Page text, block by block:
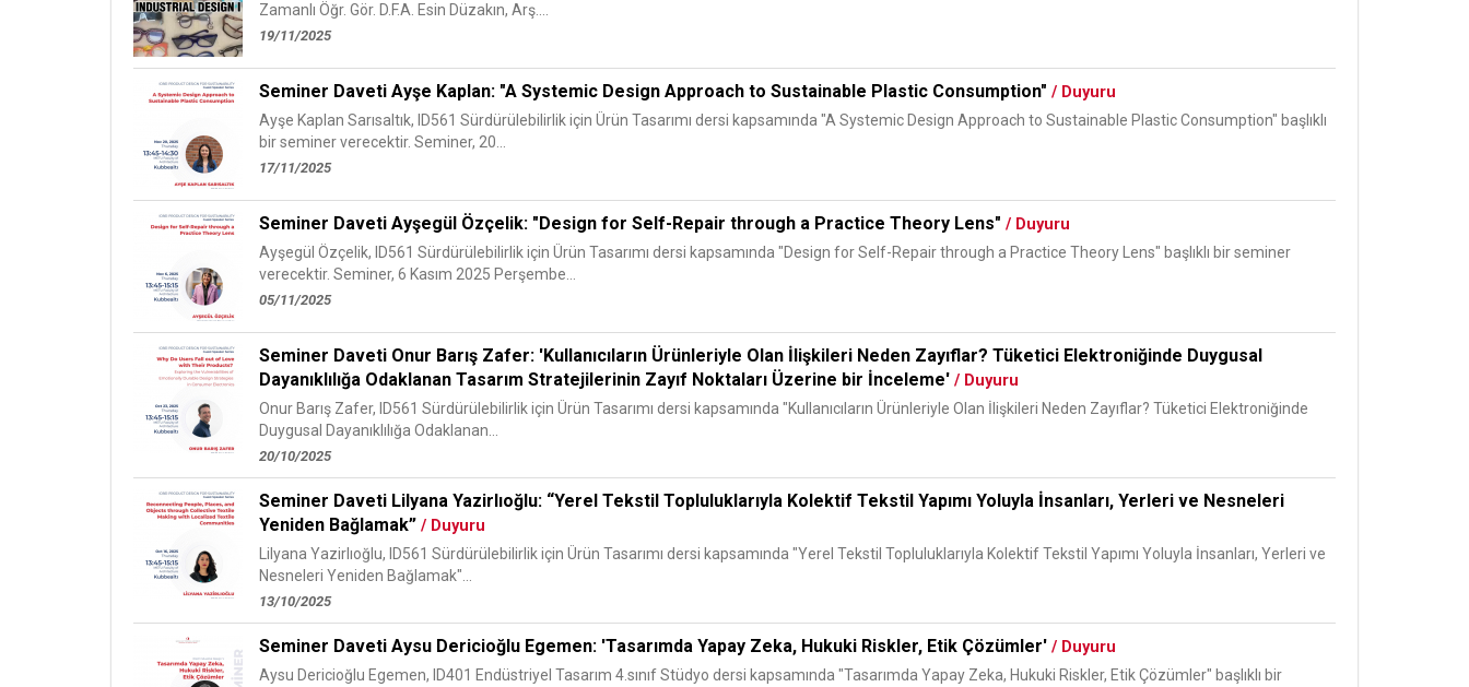
Zamanlı Öğr. Gör. D.F.A. Esin Düzakın, Arş....
19/11/2025
Seminer Daveti Ayşe Kaplan: "A Systemic Design Approach to Sustainable Plastic Consumption" / Duyuru
Ayşe Kaplan Sarısaltık, ID561 Sürdürülebilirlik için Ürün Tasarımı dersi kapsamında "A Systemic Design Approach to Sustainable Plastic Consumption" başlıklı
bir seminer verecektir. Seminer, 20...
17/11/2025
Seminer Daveti Ayşegül Özçelik: "Design for Self-Repair through a Practice Theory Lens" / Duyuru
Ayşegül Özçelik, ID561 Sürdürülebilirlik için Ürün Tasarımı dersi kapsamında "Design for Self-Repair through a Practice Theory Lens" başlıklı bir seminer
verecektir. Seminer, 6 Kasım 2025 Perşembe...
05/11/2025
Seminer Daveti Onur Barış Zafer: 'Kullanıcıların Ürünleriyle Olan İlişkileri Neden Zayıflar? Tüketici Elektroniğinde Duygusal
Dayanıklılığa Odaklanan Tasarım Stratejilerinin Zayıf Noktaları Üzerine bir İnceleme' / Duyuru
Onur Barış Zafer, ID561 Sürdürülebilirlik için Ürün Tasarımı dersi kapsamında "Kullanıcıların Ürünleriyle Olan İlişkileri Neden Zayıflar? Tüketici Elektroniğinde
Duygusal Dayanıklılığa Odaklanan...
20/10/2025
Seminer Daveti Lilyana Yazirlıoğlu: “Yerel Tekstil Topluluklarıyla Kolektif Tekstil Yapımı Yoluyla İnsanları, Yerleri ve Nesneleri
Yeniden Bağlamak” / Duyuru
Lilyana Yazirlıoğlu, ID561 Sürdürülebilirlik için Ürün Tasarımı dersi kapsamında "Yerel Tekstil Topluluklarıyla Kolektif Tekstil Yapımı Yoluyla İnsanları, Yerleri ve
Nesneleri Yeniden Bağlamak"...
13/10/2025
Seminer Daveti Aysu Dericioğlu Egemen: 'Tasarımda Yapay Zeka, Hukuki Riskler, Etik Çözümler' / Duyuru
Aysu Dericioğlu Egemen, ID401 Endüstriyel Tasarım 4.sınıf Stüdyo dersi kapsamında "Tasarımda Yapay Zeka, Hukuki Riskler, Etik Çözümler" başlıklı bir